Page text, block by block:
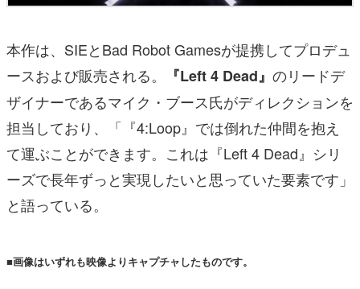
本作は、SIEとBad Robot Gamesが提携してプロデュ
ースおよび販売される。
『Left 4 Dead』 のリードデ
ザイナーであるマイク・ブース氏がディレクションを
担当しており、「『4:Loop』では倒れた仲間を抱え
て運ぶことができます。これは『Left 4 Dead』シリ
ーズで長年ずっと実現したいと思っていた要素です」
と語っている。
■画像はいずれも映像よりキャプチャしたものです。